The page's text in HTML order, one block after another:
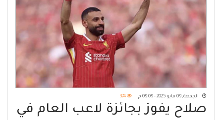
الجمعة, 09 مايو 2025 - 09:09 م 374
صلاح يفوز بجائزة لاعب العام في